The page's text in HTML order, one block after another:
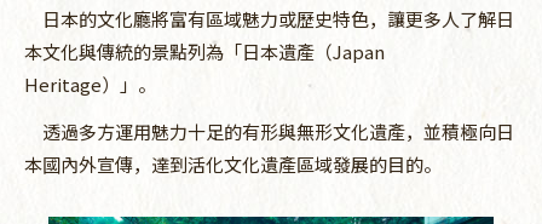
日本的文化廳將富有區域魅力或歷史特色，讓更多人了解日
本文化與傳統的景點列為「日本遺產（Japan
Heritage）」。
透過多方運用魅力十足的有形與無形文化遺產，並積極向日
本國內外宣傳，達到活化文化遺產區域發展的目的。